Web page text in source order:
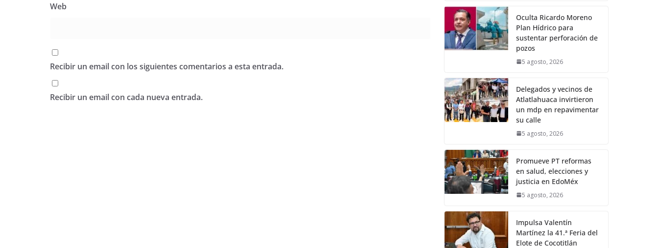
Web
Recibir un email con los siguientes comentarios a esta entrada.
Recibir un email con cada nueva entrada.
Oculta Ricardo Moreno
Plan Hídrico para
sustentar perforación de
pozos
5 agosto, 2026
Delegados y vecinos de
Atlatlahuaca invirtieron
un mdp en repavimentar
su calle
5 agosto, 2026
Promueve PT reformas
en salud, elecciones y
justicia en EdoMéx
5 agosto, 2026
Impulsa Valentín
Martínez la 41.ª Feria del
Elote de Cocotitlán